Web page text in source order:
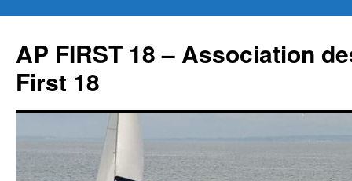
contenu
AP FIRST 18 – Association
First 18